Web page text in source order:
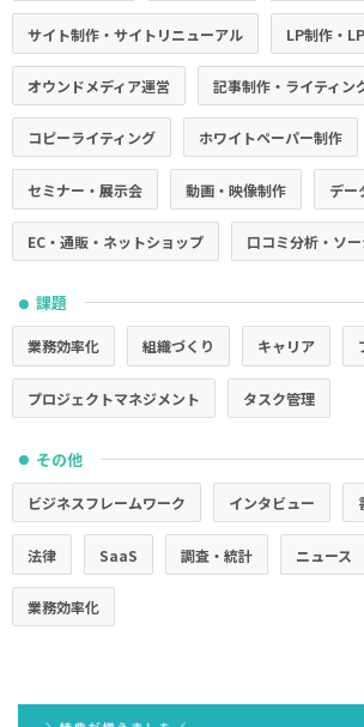
サイト制作・サイトリニューアル LP制作・
オウンドメディア運営 記事制作・ライティン
コピーライティング ホワイトペーパー制作
セミナー・展示会 動画・映像制作 デー
EC・通販・ネットショップ 口コミ分析・ソ
● 課題
業務効率化 組織づくり キャリア
プロジェクトマネジメント タスク管理
● その他
ビジネスフレームワーク インタビュー
法律 SaaS 調査・統計 ニュース
業務効率化